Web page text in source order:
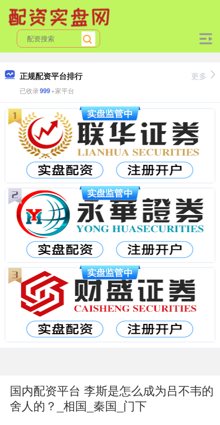
正规配资平台排行
已收录999+家平台
更多
国内配资平台 李斯是怎么成为吕不韦的
舍人的？_相国_秦国_门下